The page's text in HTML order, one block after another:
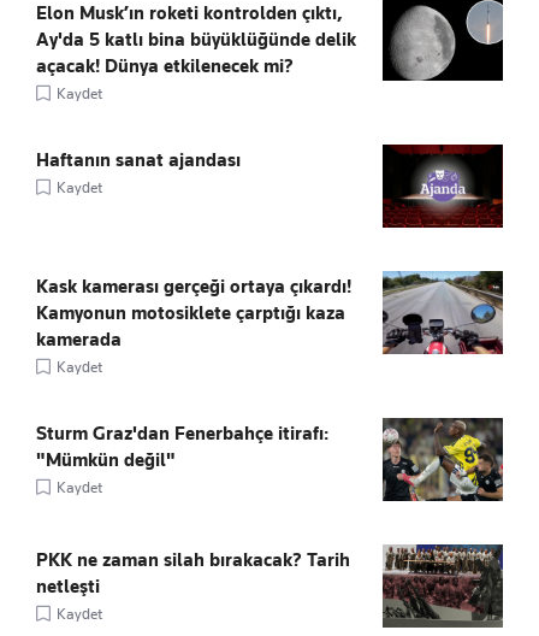
Elon Musk’ın roketi kontrolden çıktı,
Ay'da 5 katlı bina büyüklüğünde delik
açacak! Dünya etkilenecek mi?
Kaydet
Haftanın sanat ajandası
Kaydet
Kask kamerası gerçeği ortaya çıkardı!
Kamyonun motosiklete çarptığı kaza
kamerada
Kaydet
Sturm Graz'dan Fenerbahçe itirafı:
"Mümkün değil"
Kaydet
PKK ne zaman silah bırakacak? Tarih
netleşti
Kaydet